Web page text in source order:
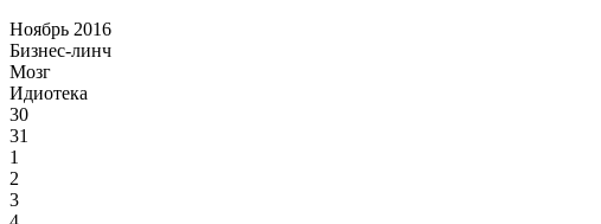
Ноябрь 2016
Бизнес-линч
Мозг
Идиотека
30
31
1
2
3